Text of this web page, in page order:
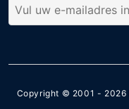
Copyright © 2001 - 2026